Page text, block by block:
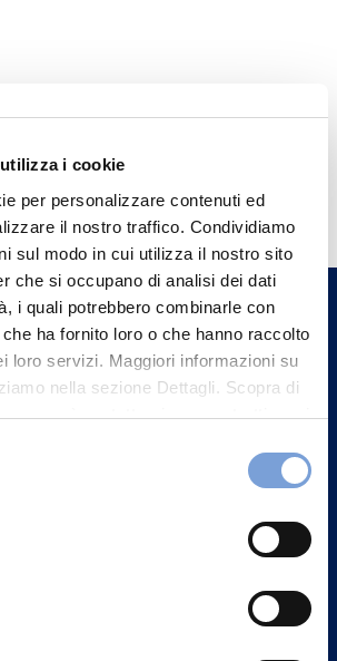
i cookie
per personalizzare contenuti ed
il nostro traffico. Condividiamo
sul modo in cui utilizza il nostro sito
che si occupano di analisi dei dati
i quali potrebbero combinarle con
ha fornito loro o che hanno raccolto
loro servizi. Maggiori informazioni su
nella sezione Dettagli. Scopra di
può contattarci e come trattiamo i
del sito nella sezione "Informativa
di
più vicina a te e parla con